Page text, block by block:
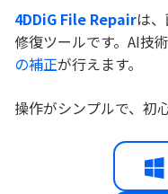
4DDiG File Repairは
修復ツールです。AI技
の補正が行えます。
操作がシンプルで、初